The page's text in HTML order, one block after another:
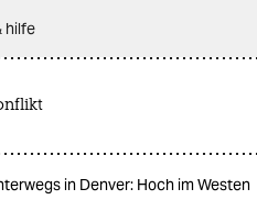
hilfe
in Denver: Hoch im Westen